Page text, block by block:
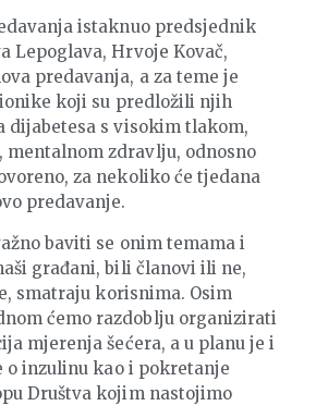
istaknuo predsjednik
Lepoglava, Hrvoje Kovač,
predavanja, a za teme je
koji su predložili njih
dijabetesa s visokim tlakom,
mentalnom zdravlju, odnosno
za nekoliko će tjedana
predavanje.
baviti se onim temama i
građani, bili članovi ili ne,
smatraju korisnima. Osim
ćemo razdoblju organizirati
mjerenja šećera, a u planu je i
o inzulinu kao i pokretanje
Društva kojim nastojimo